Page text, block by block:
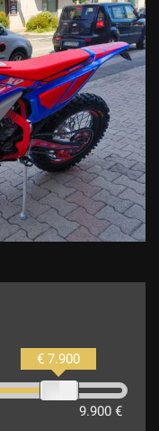
9.900 €
€ 7.900